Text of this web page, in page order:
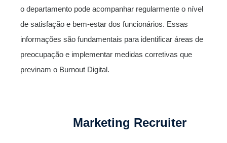
o departamento pode acompanhar regularmente o nível
de satisfação e bem-estar dos funcionários. Essas
informações são fundamentais para identificar áreas de
preocupação e implementar medidas corretivas que
previnam o Burnout Digital.
Marketing Recruiter